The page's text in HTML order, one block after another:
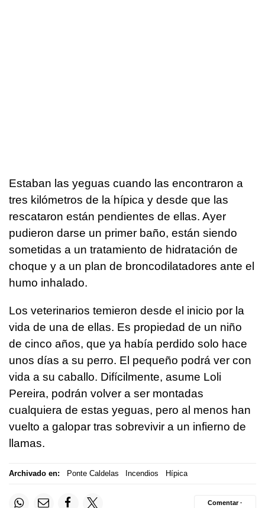
Estaban las yeguas cuando las encontraron a
tres kilómetros de la hípica y desde que las
rescataron están pendientes de ellas. Ayer
pudieron darse un primer baño, están siendo
sometidas a un tratamiento de hidratación de
choque y a un plan de broncodilatadores ante el
humo inhalado.
Los veterinarios temieron desde el inicio por la
vida de una de ellas. Es propiedad de un niño
de cinco años, que ya había perdido solo hace
unos días a su perro. El pequeño podrá ver con
vida a su caballo. Difícilmente, asume Loli
Pereira, podrán volver a ser montadas
cualquiera de estas yeguas, pero al menos han
vuelto a galopar tras sobrevivir a un infierno de
llamas.
Archivado en: Ponte Caldelas Incendios Hípica
Comentar ·